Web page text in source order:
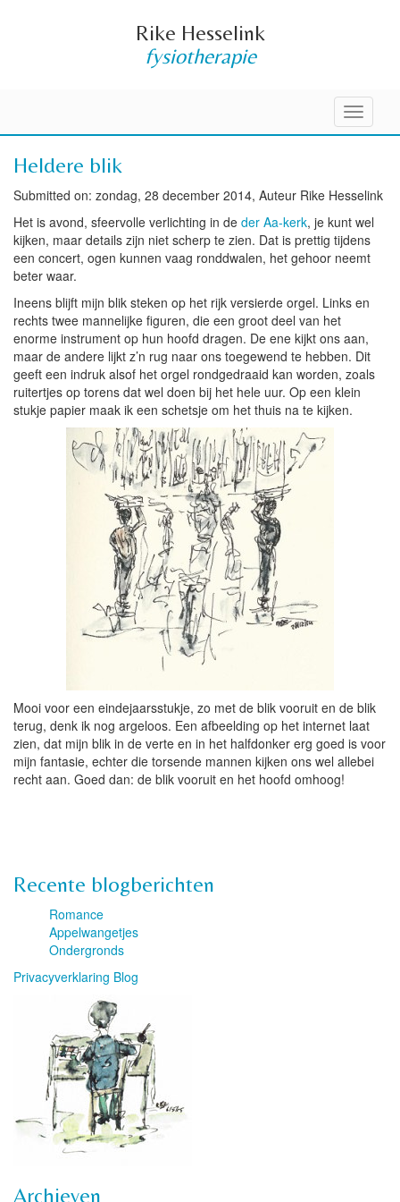
Rike Hesselink
fysiotherapie
Toggle
Heldere blik
Submitted on: zondag, 28 december 2014, Auteur Rike Hesselink
Het is avond, sfeervolle verlichting in de der Aa-kerk, je kunt wel
kijken, maar details zijn niet scherp te zien. Dat is prettig tijdens
een concert, ogen kunnen vaag ronddwalen, het gehoor neemt
beter waar.
Ineens blijft mijn blik steken op het rijk versierde orgel. Links en
rechts twee mannelijke figuren, die een groot deel van het
enorme instrument op hun hoofd dragen. De ene kijkt ons aan,
maar de andere lijkt z’n rug naar ons toegewend te hebben. Dit
geeft een indruk alsof het orgel rondgedraaid kan worden, zoals
ruitertjes op torens dat wel doen bij het hele uur. Op een klein
stukje papier maak ik een schetsje om het thuis na te kijken.
Mooi voor een eindejaarsstukje, zo met de blik vooruit en de blik
terug, denk ik nog argeloos. Een afbeelding op het internet laat
zien, dat mijn blik in de verte en in het halfdonker erg goed is voor
mijn fantasie, echter die torsende mannen kijken ons wel allebei
recht aan. Goed dan: de blik vooruit en het hoofd omhoog!
Recente blogberichten
Romance
Appelwangetjes
Ondergronds
Privacyverklaring Blog
Archieven